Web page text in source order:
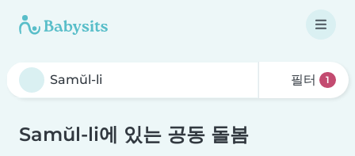
필터 1
Samŭl-li에 있는 공동 돌봄